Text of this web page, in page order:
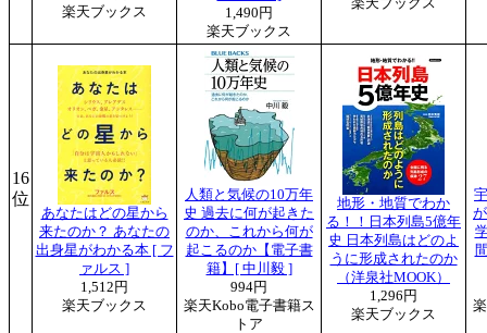
楽天ブックス
1,490円
楽天ブックス
楽天ブックス
16
位
あなたはどの星から
来たのか？ あなたの
出身星がわかる本 [ フ
ァルス ]
1,512円
楽天ブックス
人類と気候の10万年
史 過去に何が起きた
のか、これから何が
起こるのか【電子書
籍】[ 中川毅 ]
994円
楽天Kobo電子書籍ス
トア
地形・地質でわか
る！！日本列島5億年
史 日本列島はどのよ
うに形成されたのか
（洋泉社MOOK）
1,296円
楽天ブックス